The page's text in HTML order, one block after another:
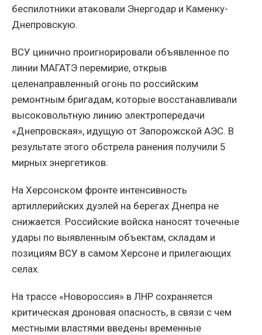
беспилотники атаковали Энергодар и Каменку-
Днепровскую.
ВСУ цинично проигнорировали объявленное по
линии МАГАТЭ перемирие, открыв
целенаправленный огонь по российским
ремонтным бригадам, которые восстанавливали
высоковольтную линию электропередачи
«Днепровская», идущую от Запорожской АЭС. В
результате этого обстрела ранения получили 5
мирных энергетиков.
На Херсонском фронте интенсивность
артиллерийских дуэлей на берегах Днепра не
снижается. Российские войска наносят точечные
удары по выявленным объектам, складам и
позициям ВСУ в самом Херсоне и прилегающих
селах.
На трассе «Новороссия» в ЛНР сохраняется
критическая дроновая опасность, в связи с чем
местными властями введены временные